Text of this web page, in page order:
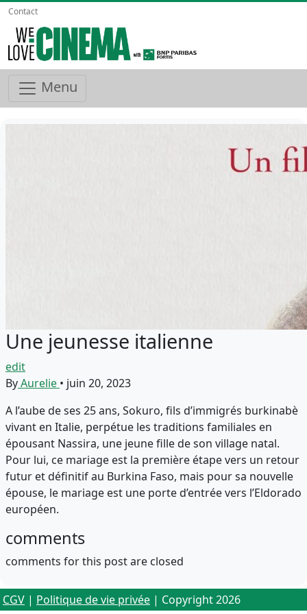
Contact
Menu
Une jeunesse italienne
edit
ByAurelie • juin 20, 2023
A l’aube de ses 25 ans, Sokuro, fils d’immigrés burkinabè
vivant en Italie, perpétue les traditions familiales en
épousant Nassira, une jeune fille de son village natal.
Pour lui, ce mariage est la première étape vers un retour
futur et définitif au Burkina Faso, mais pour sa nouvelle
épouse, le mariage est une porte d’entrée vers l’Eldorado
européen.
comments
comments for this post are closed
CGV | Politique de vie privée | Copyright 2026